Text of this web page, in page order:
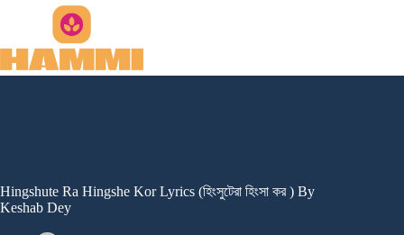
Hingshute Ra Hingshe Kor Lyrics (হিংসুটেরা হিংসা কর ) By
Keshab Dey